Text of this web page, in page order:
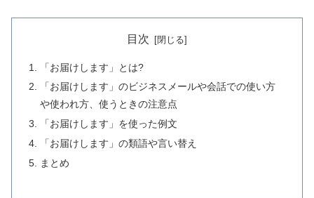
目次
「お届けします」とは?
「お届けします」のビジネスメールや会話での使い方
や使われ方、使うときの注意点
「お届けします」を使った例文
「お届けします」の類語や言い替え
まとめ